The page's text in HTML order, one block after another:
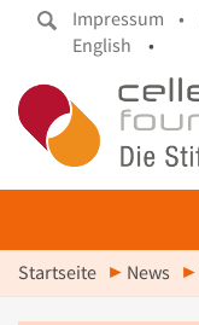
Impressum •
English
•
Startseite News